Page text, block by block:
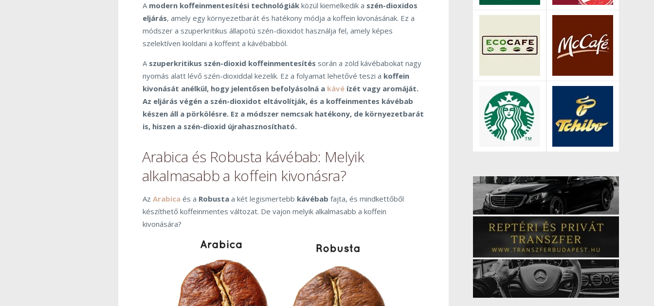
A modern koffeinmentesítési technológiák közül kiemelkedik a szén-dioxidos
eljárás, amely egy környezetbarát és hatékony módja a koffein kivonásának. Ez a
módszer a szuperkritikus állapotú szén-dioxidot használja fel, amely képes
szelektíven kioldani a koffeint a kávébabból.
A szuperkritikus szén-dioxid koffeinmentesítés során a zöld kávébabokat nagy
nyomás alatt lévő szén-dioxiddal kezelik. Ez a folyamat lehetővé teszi a koffein
kivonását anélkül, hogy jelentősen befolyásolná a kávé ízét vagy aromáját.
Az eljárás végén a szén-dioxidot eltávolítják, és a koffeinmentes kávébab
készen áll a pörkölésre. Ez a módszer nemcsak hatékony, de környezetbarát
is, hiszen a szén-dioxid újrahasznosítható.
Arabica és Robusta kávébab: Melyik
alkalmasabb a koffein kivonásra?
Az Arabica és a Robusta a két legismertebb kávébab fajta, és mindkettőből
készíthető koffeinmentes változat. De vajon melyik alkalmasabb a koffein
kivonására?